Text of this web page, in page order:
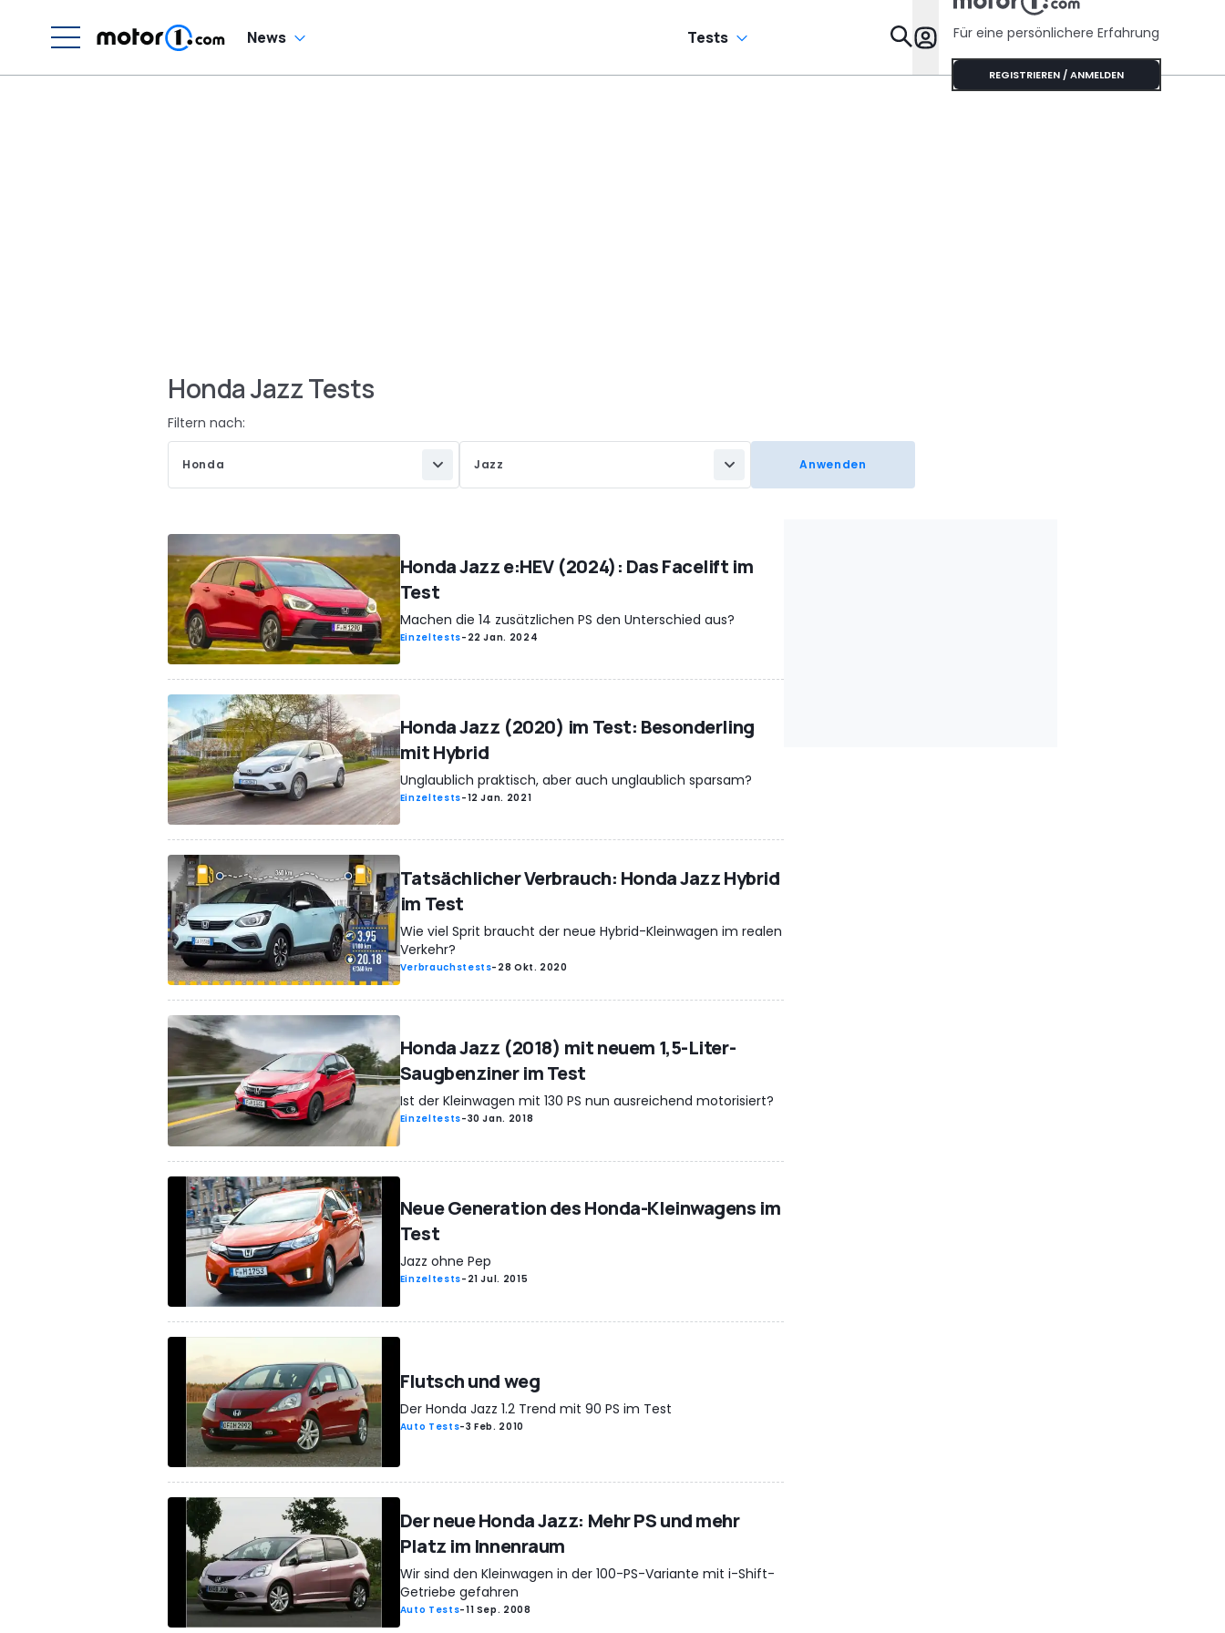
News Tests Specials
Für eine persönlichere Erfahrung
REGISTRIEREN / ANMELDEN
Honda Jazz Tests
Filtern nach:
Honda Jazz
Honda Jazz e:HEV (2024): Das Facelift im
Test
Machen die 14 zusätzlichen PS den Unterschied aus?
Einzeltests- 22 Jan. 2024
Honda Jazz (2020) im Test: Besonderling
mit Hybrid
Unglaublich praktisch, aber auch unglaublich sparsam?
Einzeltests-12 Jan. 2021
Tatsächlicher Verbrauch: Honda Jazz Hybrid
im Test
Wie viel Sprit braucht der neue Hybrid-Kleinwagen im realen
Verkehr?
Verbrauchstests- 28 Okt. 2020
Honda Jazz (2018) mit neuem 1,5-Liter-
Saugbenziner im Test
Ist der Kleinwagen mit 130 PS nun ausreichend motorisiert?
Einzeltests-30 Jan. 2018
Neue Generation des Honda-Kleinwagens im
Test
Jazz ohne Pep
Einzeltests- 21 Jul. 2015
Flutsch und weg
Der Honda Jazz 1.2 Trend mit 90 PS im Test
Auto Tests-3 Feb. 2010
Der neue Honda Jazz: Mehr PS und mehr
Platz im Innenraum
Wir sind den Kleinwagen in der 100-PS-Variante mit i-Shift-
Getriebe gefahren
Auto Tests-11 Sep. 2008